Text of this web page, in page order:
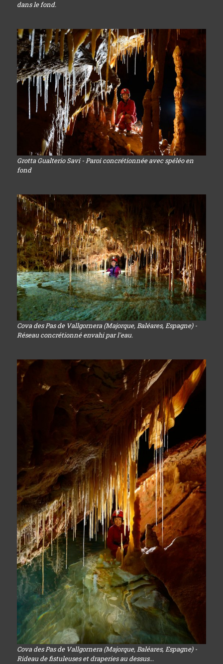
dans le fond.
Grotta Gualterio Savi - Paroi concrétionnée avec spéléo en
fond
Cova des Pas de Vallgornera (Majorque, Baléares, Espagne) -
Réseau concrétionné envahi par l'eau.
Cova des Pas de Vallgornera (Majorque, Baléares, Espagne) -
Rideau de fistuleuses et draperies au dessus...